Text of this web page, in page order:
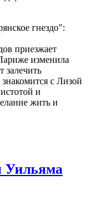
гнездо":
приезжает
изменила
залечить
с Лизой
и
жить и
Уильяма